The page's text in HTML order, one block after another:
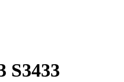
S3433